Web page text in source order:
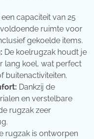
een capaciteit van 25
ruimte voor
gekoelde items.
De koelrugzak houdt je
lang koel, wat perfect
buitenactiviteiten.
Dankzij de
en verstelbare
rugzak zeer
rugzak is ontworpen